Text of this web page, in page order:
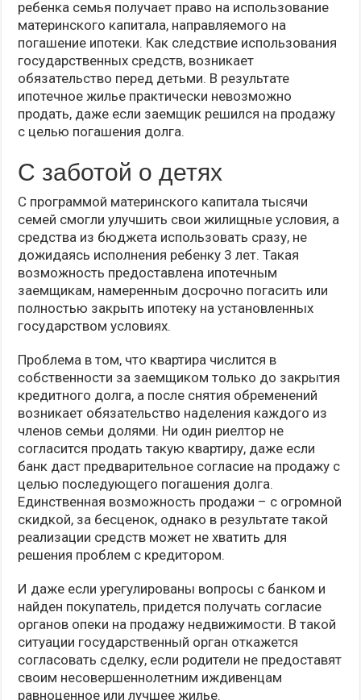
ребенка семья получает право на использование
материнского капитала, направляемого на
погашение ипотеки. Как следствие использования
государственных средств, возникает
обязательство перед детьми. В результате
ипотечное жилье практически невозможно
продать, даже если заемщик решился на продажу
с целью погашения долга.
С заботой о детях
С программой материнского капитала тысячи
семей смогли улучшить свои жилищные условия, а
средства из бюджета использовать сразу, не
дожидаясь исполнения ребенку 3 лет. Такая
возможность предоставлена ипотечным
заемщикам, намеренным досрочно погасить или
полностью закрыть ипотеку на установленных
государством условиях.
Проблема в том, что квартира числится в
собственности за заемщиком только до закрытия
кредитного долга, а после снятия обременений
возникает обязательство наделения каждого из
членов семьи долями. Ни один риелтор не
согласится продать такую квартиру, даже если
банк даст предварительное согласие на продажу с
целью последующего погашения долга.
Единственная возможность продажи – с огромной
скидкой, за бесценок, однако в результате такой
реализации средств может не хватить для
решения проблем с кредитором.
И даже если урегулированы вопросы с банком и
найден покупатель, придется получать согласие
органов опеки на продажу недвижимости. В такой
ситуации государственный орган откажется
согласовать сделку, если родители не предоставят
своим несовершеннолетним иждивенцам
равноценное или лучшее жилье.